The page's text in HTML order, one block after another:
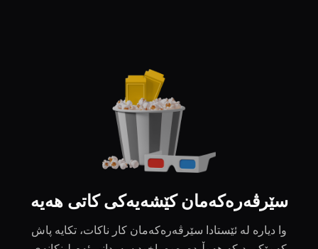
سێرڤەرەکەمان کێشەیەکی کاتی هەیە
وا دیارە لە ئێستادا سێرڤەرەکەمان کار ناکات، تکایە پاش